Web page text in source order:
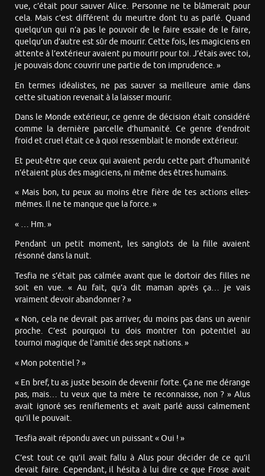
vue, c’était pour sauver Alice. Personne ne te blâmerait pour
cela. Mais c’est différent du meurtre dont tu as parlé. Quand
quelqu’un qui n’a pas le pouvoir de le faire essaie de le faire,
quelqu’un d’autre est sûr de mourir. Cette fois, les magiciens en
attente à l’extérieur avaient pu mourir pour toi. J’étais avec toi,
je pouvais donc couvrir une partie de ton imprudence. »
En termes idéalistes, ne pas sauver sa meilleure amie dans
cette situation revenait à la laisser mourir.
Dans le Monde extérieur, ce genre de décision était considéré
comme la dernière parcelle d’humanité. Ce genre d’endroit
froid et cruel était ce à quoi ressemblait le monde extérieur.
Et peut-être que ceux qui avaient perdu cette part d’humanité
n’étaient plus des magiciens, ni même des êtres humains.
« Mais bon, tu peux au moins être fière de tes actions elles-
mêmes. Il ne te manque que la force. »
« … Hm. »
Pendant un petit moment, les sanglots de la fille avaient
résonné dans la nuit.
Tesfia ne s’était pas calmée avant que le dortoir des filles ne
soit en vue. « Au fait, qu’a dit maman après ça… je vais
vraiment devoir abandonner ? »
« Non, cela ne devrait pas arriver, du moins pas dans un avenir
proche. C’est pourquoi tu dois montrer ton potentiel au
tournoi magique de l’amitié des sept nations. »
« Mon potentiel ? »
« En bref, tu as juste besoin de devenir forte. Ça ne me dérange
pas, mais… tu veux que ta mère te reconnaisse, non ? » Alus
avait ignoré ses reniflements et avait parlé aussi calmement
qu’il le pouvait.
Tesfia avait répondu avec un puissant « Oui ! »
C’est tout ce qu’il avait fallu à Alus pour décider de ce qu’il
devait faire. Cependant, il hésita à lui dire ce que Frose avait